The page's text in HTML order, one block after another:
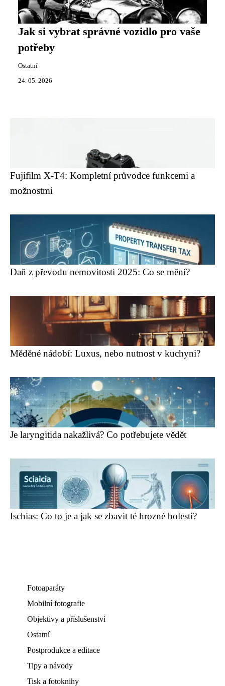
Jak si vybrat správné vozidlo pro vaše
potřeby
Ostatní
24. 05. 2026
Fujifilm X-T4: Kompletní průvodce funkcemi a
možnostmi
Daň z převodu nemovitosti 2025: Co se mění?
Měděné nádobí: Luxus, nebo nutnost v kuchyni?
Je laryngitida nakažlivá? Co potřebujete vědět
Ischias: Co to je a jak se zbavit té hrozné bolesti?
Fotoaparáty
Mobilní fotografie
Objektivy a příslušenství
Ostatní
Postprodukce a editace
Tipy a návody
Tisk a fotoknihy